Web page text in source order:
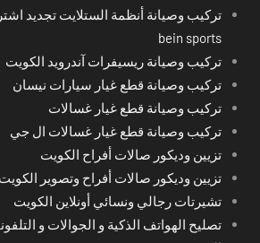
تركيب وصيانة أنظمة الستلايت تجديد
bein sports
تركيب وصيانة ريسيفرات آندرويد الكويت
تركيب وصيانة قطع غيار سيارات نيسان
تركيب وصيانة قطع غيار غسالات
تركيب وصيانة قطع غيار غسالات ال جي
تزيين وديكور صالات أفراح الكويت
تزيين وديكور صالات أفراح وتصوير الكويت
تشيرتات رجالي ونسائي أونلاين الكويت
تصليح الهواتف الذكية و الجوالات و